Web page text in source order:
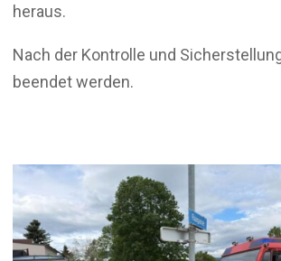
heraus.
Nach der Kontrolle und
beendet werden.